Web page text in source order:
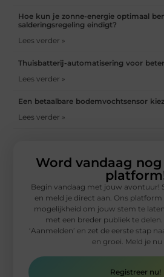
Hoe kun je zonne-energie optimaal
salderingsregeling eindigt?
Lees verder »
Thuisbatterij-automatisering voor
Lees verder »
Een betaalbare bodemvochtsensor
Lees verder »
Word vandaag
Begin vandaag met jouw avontuur!
en meld je direct aan. Ons
mogelijkheid om jouw stem te
met een breder publiek te
‘Aanmelden’ en zet de eerste stap
en groei. Meld je nu
Registreer nu!